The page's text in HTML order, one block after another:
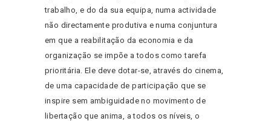
trabalho, e do da sua equipa, numa actividade
não directamente produtiva e numa conjuntura
em que a reabilitação da economia e da
organização se impõe a todos como tarefa
prioritária. Ele deve dotar-se, através do cinema,
de uma capacidade de participação que se
inspire sem ambiguidade no movimento de
libertação que anima, a todos os níveis, o